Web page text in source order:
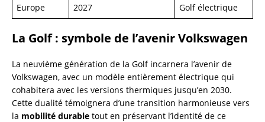
Europe
2027 Golf électrique
La Golf : symbole de l’avenir Volkswagen
La neuvième génération de la Golf incarnera l’avenir de
Volkswagen, avec un modèle entièrement électrique qui
cohabitera avec les versions thermiques jusqu’en 2030.
Cette dualité témoignera d’une transition harmonieuse vers
la mobilité durable tout en préservant l’identité de ce